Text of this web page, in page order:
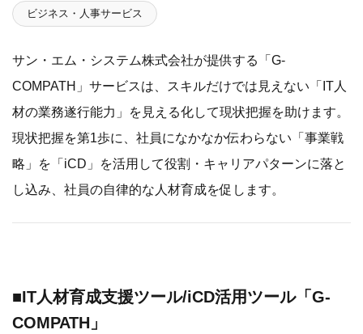
ビジネス・人事サービス
サン・エム・システム株式会社が提供する「G-
COMPATH」サービスは、スキルだけでは見えない「IT人
材の業務遂行能力」を見える化して現状把握を助けます。
現状把握を第1歩に、社員になかなか伝わらない「事業戦
略」を「iCD」を活用して役割・キャリアパターンに落と
し込み、社員の自律的な人材育成を促します。
■IT人材育成支援ツール/iCD活用ツール「G-
COMPATH」